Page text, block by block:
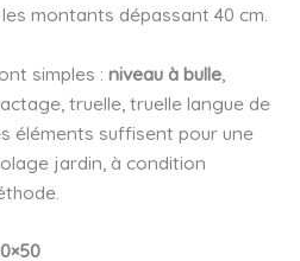
montants dépassant 40 cm.
simples : niveau à bulle,
truelle, truelle langue de
éléments suffisent pour une
jardin, à condition